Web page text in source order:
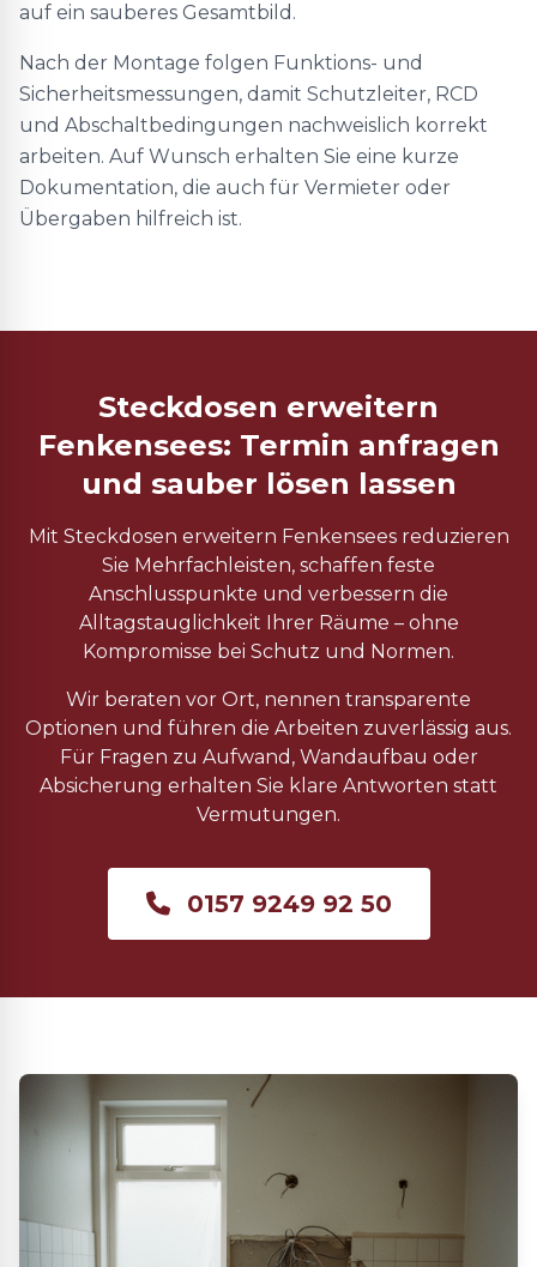
auf ein sauberes Gesamtbild.
Nach der Montage folgen Funktions- und
Sicherheitsmessungen, damit Schutzleiter, RCD
und Abschaltbedingungen nachweislich korrekt
arbeiten. Auf Wunsch erhalten Sie eine kurze
Dokumentation, die auch für Vermieter oder
Übergaben hilfreich ist.
Steckdosen erweitern
Fenkensees: Termin anfragen
und sauber lösen lassen
Mit Steckdosen erweitern Fenkensees reduzieren
Sie Mehrfachleisten, schaffen feste
Anschlusspunkte und verbessern die
Alltagstauglichkeit Ihrer Räume – ohne
Kompromisse bei Schutz und Normen.
Wir beraten vor Ort, nennen transparente
Optionen und führen die Arbeiten zuverlässig aus.
Für Fragen zu Aufwand, Wandaufbau oder
Absicherung erhalten Sie klare Antworten statt
Vermutungen.
0157 9249 92 50